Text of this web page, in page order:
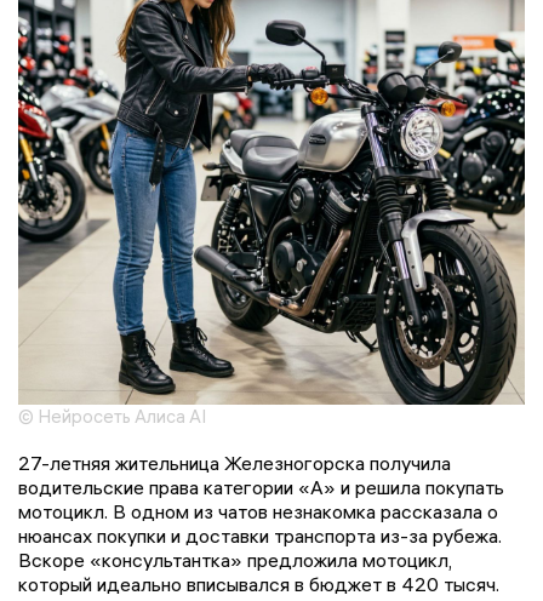
© Нейросеть Алиса AI
27-летняя жительница Железногорска получила
водительские права категории «А» и решила покупать
мотоцикл. В одном из чатов незнакомка рассказала о
нюансах покупки и доставки транспорта из-за рубежа.
Вскоре «консультантка» предложила мотоцикл,
который идеально вписывался в бюджет в 420 тысяч.